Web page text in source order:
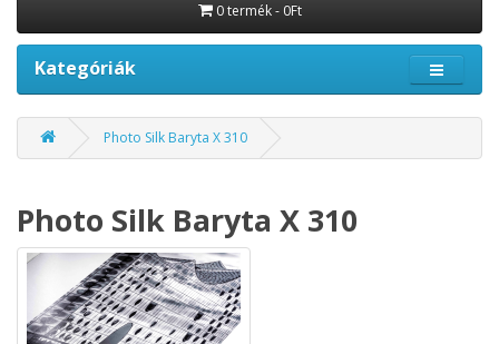
0 termék - 0Ft
Kategóriák
Photo Silk Baryta X 310
Photo Silk Baryta X 310